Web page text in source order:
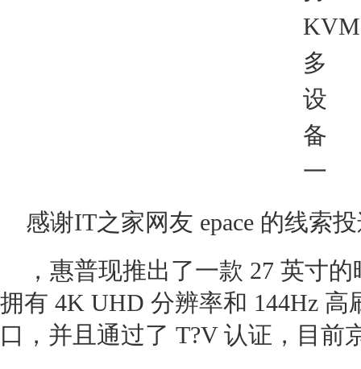
感谢IT之家网友 epace 的线索
，惠普现推出了一款 27 英寸
拥有 4K UHD 分辨率和 144Hz
口，并且通过了 T?V 认证，目前